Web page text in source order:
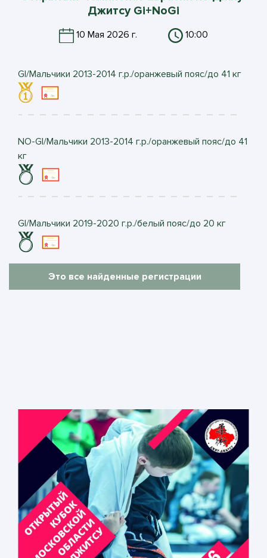
Джитсу Gi+NoGi
10 Мая 2026 г. 10:00
GI/Мальчики 2013-2014 г.р./оранжевый пояс/до 41 кг
NO-GI/Мальчики 2013-2014 г.р./оранжевый пояс/до 41
кг
GI/Мальчики 2019-2020 г.р./белый пояс/до 20 кг
Это все найденные регистрации